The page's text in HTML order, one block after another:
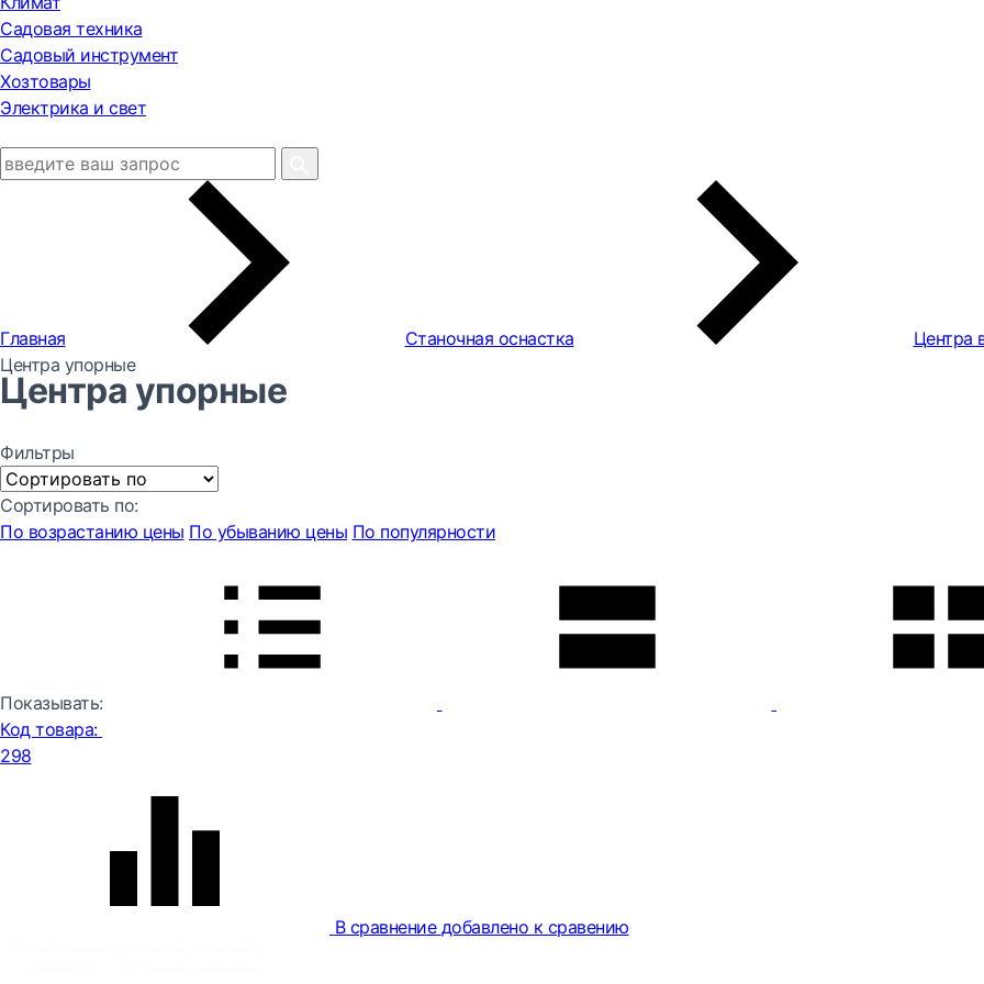
Садовая техника
Садовый инструмент
Хозтовары
Электрика и свет
Главная Станочная оснастка
Центра
Центра упорные
Центра упорные
Фильтры
Сортировать по:
По возрастанию цены По убыванию цены По популярности
Показывать:
Код товара:
298
В сравнение добавлено к сравению